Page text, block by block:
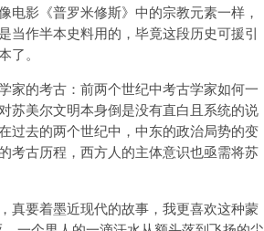
电影《普罗米修斯》中的宗教元素一样，
当作半本史料用的，毕竟这段历史可援引
了。
家的考古：前两个世纪中考古学家如何一
苏美尔文明本身倒是没有直白且系统的说
过去的两个世纪中，中东的政治局势的变
考古历程，西方人的主体意识也亟需将苏
真要着墨近现代的故事，我更喜欢这种蒙